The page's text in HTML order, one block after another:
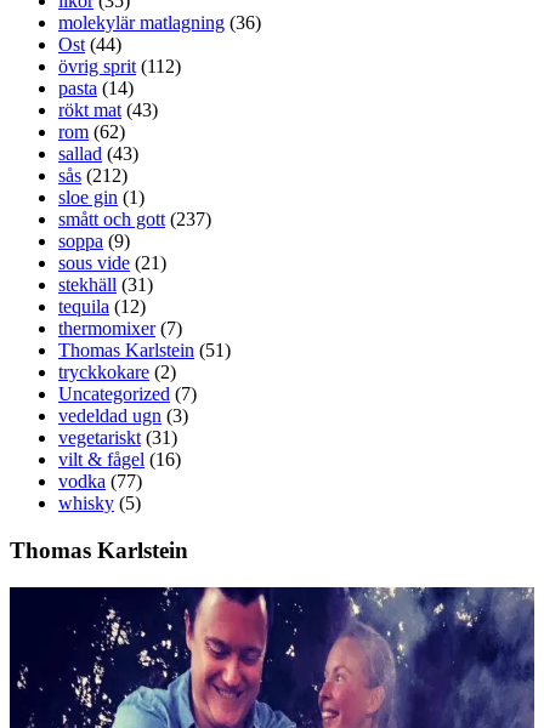
molekylär matlagning (36)
Ost (44)
övrig sprit (112)
pasta (14)
rökt mat (43)
rom (62)
sallad (43)
sås (212)
sloe gin (1)
smått och gott (237)
soppa (9)
sous vide (21)
stekhäll (31)
tequila (12)
thermomixer(7)
Thomas Karlstein (51)
tryckkokare (2)
Uncategorized (7)
vedeldad ugn (3)
vegetariskt (31)
vilt & fågel (16)
vodka (77)
whisky (5)
Thomas Karlstein